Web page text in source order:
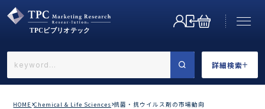
詳細検索
←戻る
HOME Chemical & Life Sciences 抗菌・抗ウイルス剤の市場動向